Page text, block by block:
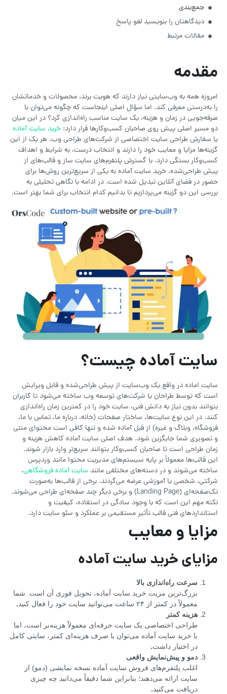
جمع‌بندی
دیدگاهتان را بنویسید لغو پاسخ
مقالات مرتبط
مقدمه
امروزه همه به وب‌سایتی نیاز دارند که هویت برند، محصولات و خدماتشان
را به‌درستی معرفی کند. اما سؤال اصلی اینجاست که چگونه می‌توان با
صرفه‌جویی در زمان و هزینه، یک سایت مناسب راه‌اندازی کرد؟ در این میان
دو مسیر اصلی پیش روی صاحبان کسب‌وکارها قرار دارد: خرید سایت آماده
یا سفارش طراحی سایت اختصاصی از شرکت‌های طراحی وب. هر یک از این
گزینه‌ها مزایا و معایب خود را دارند و انتخاب درست، به شرایط و اهداف
کسب‌وکار بستگی دارد. با گسترش پلتفرم‌های سایت ساز و قالب‌های از
پیش طراحی‌شده، خرید سایت آماده به یکی از سریع‌ترین روش‌ها برای
حضور در فضای آنلاین تبدیل شده است. در ادامه با نگاهی تحلیلی به
بررسی این دو گزینه می‌پردازیم تا بدانیم کدام انتخاب برای شما بهتر است.
سایت آماده چیست؟
سایت اماده در واقع یک وب‌سایت از پیش طراحی‌شده و قابل ویرایش
است که توسط طراحان یا شرکت‌های توسعه وب ساخته می‌شود تا کاربران
بتوانند بدون نیاز به دانش فنی، سایت خود را در کمترین زمان راه‌اندازی
کنند. در این نوع سایت‌ها، ساختار صفحات (خانه، درباره ما، تماس با ما،
فروشگاه، وبلاگ و غیره) از قبل آماده شده و تنها کافی است محتوای متنی
و تصویری شما جایگزین شود. هدف اصلی سایت آماده کاهش هزینه و
زمان طراحی است تا صاحبان کسب‌وکار بتوانند سریع‌تر وارد بازار شوند.
این قالب‌ها معمولاً بر پایه سیستم‌های مدیریت محتوا مانند وردپرس
ساخته می‌شوند و در دسته‌های مختلفی مانند سایت آماده فروشگاهی،
شرکتی، شخصی یا آموزشی عرضه می‌گردند. برخی از قالب‌ها به‌صورت
تک‌صفحه‌ای (Landing Page) و برخی دیگر چند صفحه‌ای طراحی می‌شوند.
نکته مهم این است که با وجود سادگی در استفاده، کیفیت و
استانداردهای فنی قالب تأثیر مستقیمی بر عملکرد و سئو سایت دارد.
مزایا و معایب
مزایای خرید سایت آماده
سرعت راه‌اندازی بالا
بزرگ‌ترین مزیت خرید سایت آماده، تحویل فوری آن است. شما
معمولاً در کمتر از ۲۴ ساعت می‌توانید سایت خود را فعال کنید
.
هزینه کمتر
طراحی اختصاصی یک سایت حرفه‌ای معمولاً هزینه‌بر است، اما
با خرید سایت آماده می‌توان با صرف هزینه‌ای کمتر، سایتی کامل
در اختیار داشت.
دمو و پیش‌نمایش واقعی
اغلب پلتفرم‌های فروش سایت آماده نسخه نمایشی (دمو) از
سایت ارائه می‌دهند؛ بنابراین شما دقیقاً می‌دانید چه چیزی
دریافت می‌کنید.